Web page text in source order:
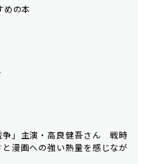
めの本
争」主演・高良健吾さん 戦時
漫画への強い熱量を感じなが